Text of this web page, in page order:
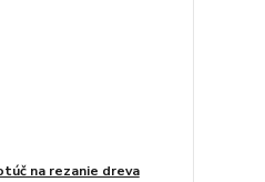
na rezanie dreva